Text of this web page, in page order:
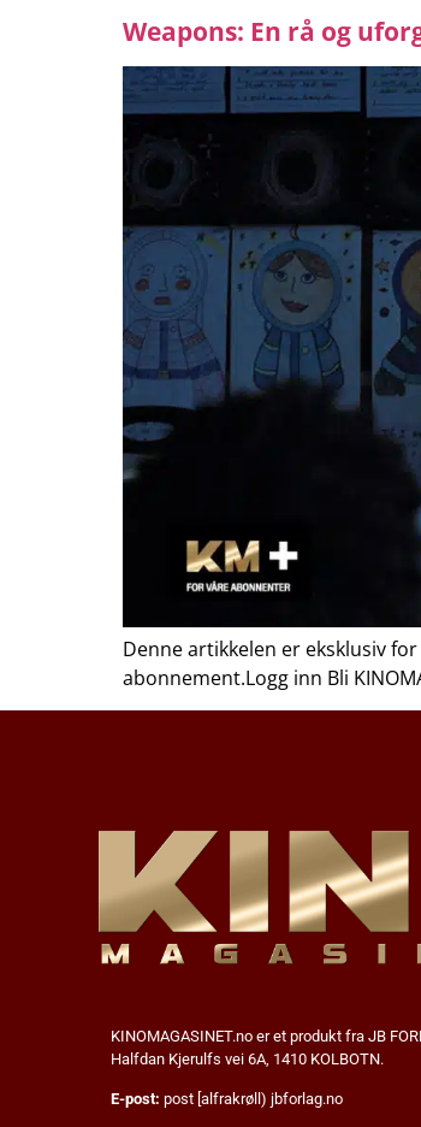
Weapons: En rå og
Denne artikkelen er eksklusiv
abonnement.Logg inn Bli
KINOMAGASINET.no er et produkt fra JB
Halfdan Kjerulfs vei 6A, 1410 KOLBOTN.
E-post: post [alfrakrøll) jbforlag.no